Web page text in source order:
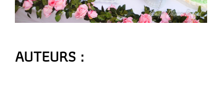
AUTEURS :